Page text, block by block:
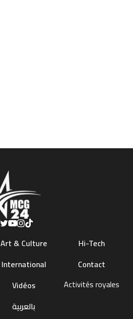
Art & Culture
International
Vidéos
بالعربية
Hi-Tech
Contact
Activités royales